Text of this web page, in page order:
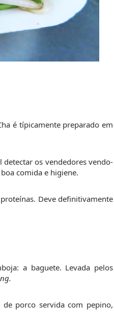
é típicamente preparado em
detectar os vendedores vendo-
comida e higiene.
Deve definitivamente
a baguete. Levada pelos
porco servida com pepino,